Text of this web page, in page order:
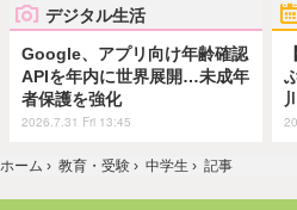
デジタル生活
Google、アプリ向け年齢確認
APIを年内に世界展開…未成年
者保護を強化
2026.7.31 Fri 13:45
ホーム › 教育・受験 › 中学生 › 記事